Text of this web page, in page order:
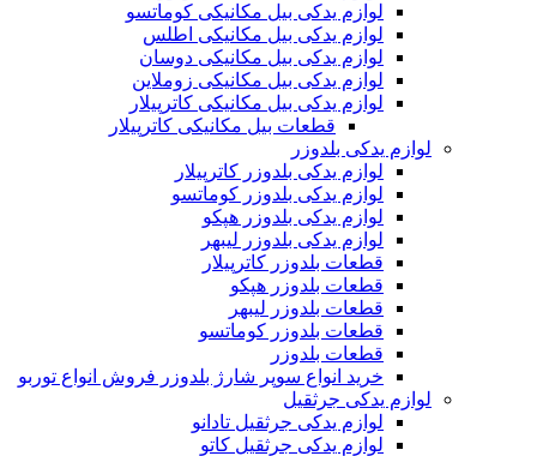
لوازم یدکی بیل مکانیکی کوماتسو
لوازم یدکی بیل مکانیکی اطلس
لوازم یدکی بیل مکانیکی دوسان
لوازم یدکی بیل مکانیکی زوملاین
لوازم یدکی بیل مکانیکی کاترپیلار
قطعات بیل مکانیکی کاترپیلار
لوازم یدکی بلدوزر
لوازم یدکی بلدوزر کاترپیلار
لوازم یدکی بلدوزر کوماتسو
لوازم یدکی بلدوزر هپکو
لوازم یدکی بلدوزر لیبهر
قطعات بلدوزر کاترپیلار
قطعات بلدوزر هپکو
قطعات بلدوزر لیبهر
قطعات بلدوزر کوماتسو
قطعات بلدوزر
خرید انواع سوپر شارژ بلدوزر فروش انواع توربو
لوازم یدکی جرثقیل
لوازم یدکی جرثقیل تادانو
لوازم یدکی جرثقیل کاتو